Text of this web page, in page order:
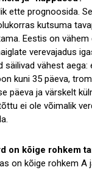
ette prognoosida.
kutsuma
Eestis on vähem
verevajadus
säilivad vähest
kuni 35 päeva,
päeva ja värskelt
ei ole võimalik
on kõige rohkem
on kõige rohkem A